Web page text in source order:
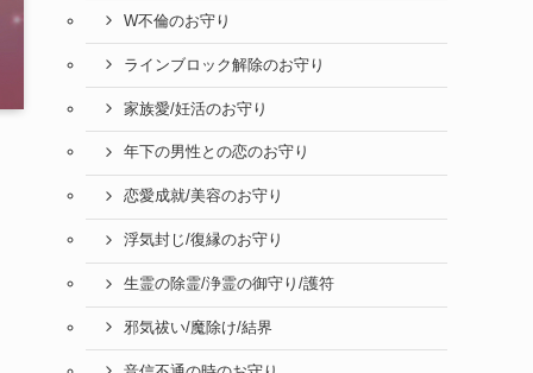
W不倫のお守り
ラインブロック解除のお守り
家族愛/妊活のお守り
年下の男性との恋のお守り
恋愛成就/美容のお守り
浮気封じ/復縁のお守り
生霊の除霊/浄霊の御守り/護符
邪気祓い/魔除け/結界